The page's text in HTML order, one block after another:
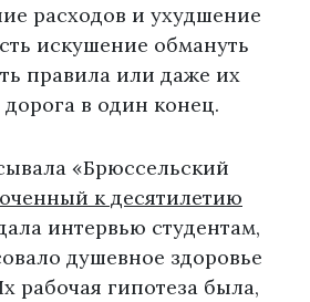
расходов и ухудшение
искушение обмануть
правила или даже их
в один конец.
«Брюссельский
к десятилетию
интервью студентам,
душевное здоровье
рабочая гипотеза была,